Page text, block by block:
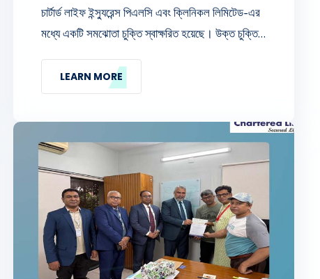
চার্টার্ড লাইফ ইন্স্যুরেন্স পিএলসি এবং ক্লিনিকল লিমিটেড-এর
মধ্যে একটি সমঝোতা চুক্তি স্বাক্ষরিত হয়েছে। উক্ত চুক্তি
মোহাম্মদ এমদাদ উল্ল্যাহ এবং ক্লিনিকল লিমিটেড-এর চীফ
অপারেটিং অফিসার জনাব পারভেজ আহমেদ স্ব-স্ব
LEARN MORE